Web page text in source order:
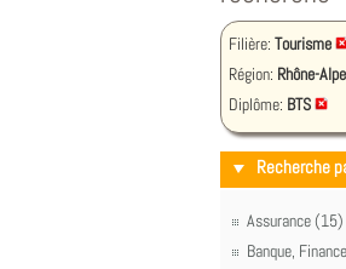
Filière: Tourisme
Région: Rhône-
Diplôme: BTS
Recherche
Assurance (15)
Banque,